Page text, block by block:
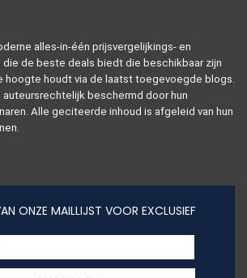
alles-in-één prijsvergelijkings- en
de beste deals biedt die beschikbaar zijn
hoogte houdt via de laatst toegevoegde blogs.
beschermd door hun
Alle geciteerde inhoud is afgeleid van hun
ONZE MAILLIJST VOOR EXCLUSIEF